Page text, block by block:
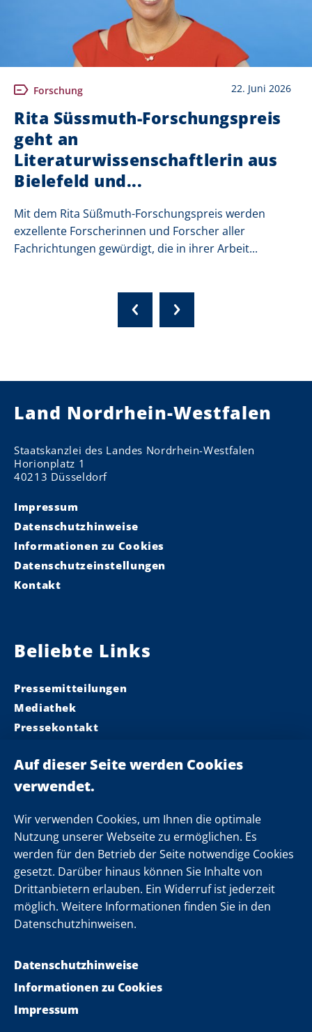
Wir verwenden Cookies, um Ihnen die optimale
Nutzung unserer Webseite zu ermöglichen. Es
werden für den Betrieb der Seite notwendige Cookies
gesetzt. Darüber hinaus können Sie Inhalte von
Drittanbietern erlauben. Ein Widerruf ist jederzeit
möglich. Weitere Informationen finden Sie in den
Datenschutzhinweisen.
Datenschutzhinweise
Impressum
Informationen zu Cookies
Forschung 22. Juni 2026
Rita Süssmuth-Forschungspreis
geht an
Literaturwissenschaftlerin aus
Bielefeld und...
Mit dem Rita Süßmuth-Forschungspreis werden
exzellente Forscherinnen und Forscher aller
Fachrichtungen gewürdigt, die in ihrer Arbeit...
Land Nordrhein-Westfalen
Staatskanzlei des Landes Nordrhein-Westfalen
Horionplatz 1
40213 Düsseldorf
Impressum
Datenschutzhinweise
Informationen zu Cookies
Datenschutzeinstellungen
Kontakt
Beliebte Links
Pressemitteilungen
Mediathek
Pressekontakt
Landeskabinett
Einsamkeit
Folgen Sie uns